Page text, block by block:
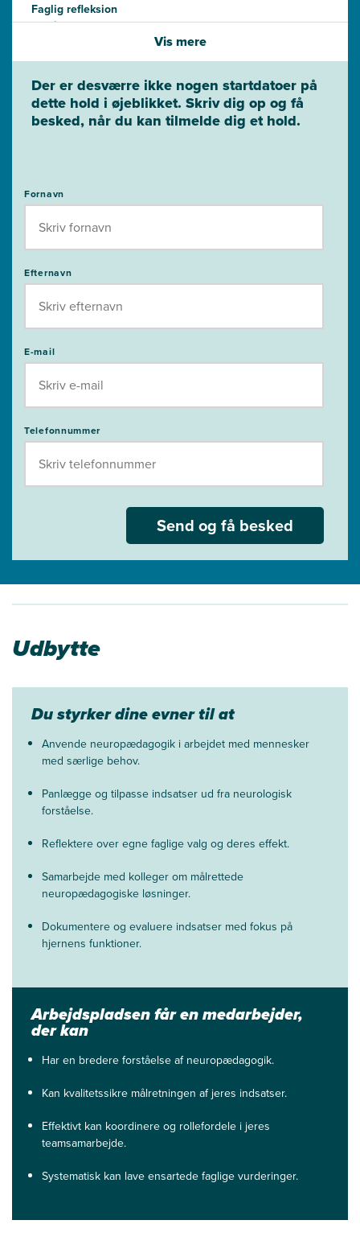
Faglig refleksion
Du får værktøjer til at analysere og justere din tilgang i
Vis mere
Der er desværre ikke nogen startdatoer på
dette hold i øjeblikket. Skriv dig op og få
besked, når du kan tilmelde dig et hold.
Fornavn
Efternavn
E-mail
Telefonnummer
Send og få besked
Udbytte
Du styrker dine evner til at
Anvende neuropædagogik i arbejdet med mennesker
med særlige behov.
Panlægge og tilpasse indsatser ud fra neurologisk
forståelse.
Reflektere over egne faglige valg og deres effekt.
Samarbejde med kolleger om målrettede
neuropædagogiske løsninger.
Dokumentere og evaluere indsatser med fokus på
hjernens funktioner.
Arbejdspladsen får en medarbejder,
der kan
Har en bredere forståelse af neuropædagogik.
Kan kvalitetssikre målretningen af jeres indsatser.
Effektivt kan koordinere og rollefordele i jeres
teamsamarbejde.
Systematisk kan lave ensartede faglige vurderinger.